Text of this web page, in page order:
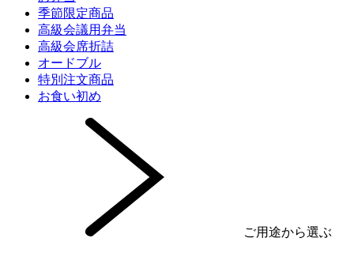
季節限定商品
高級会議用弁当
高級会席折詰
オードブル
特別注文商品
お食い初め
ご用途から選ぶ